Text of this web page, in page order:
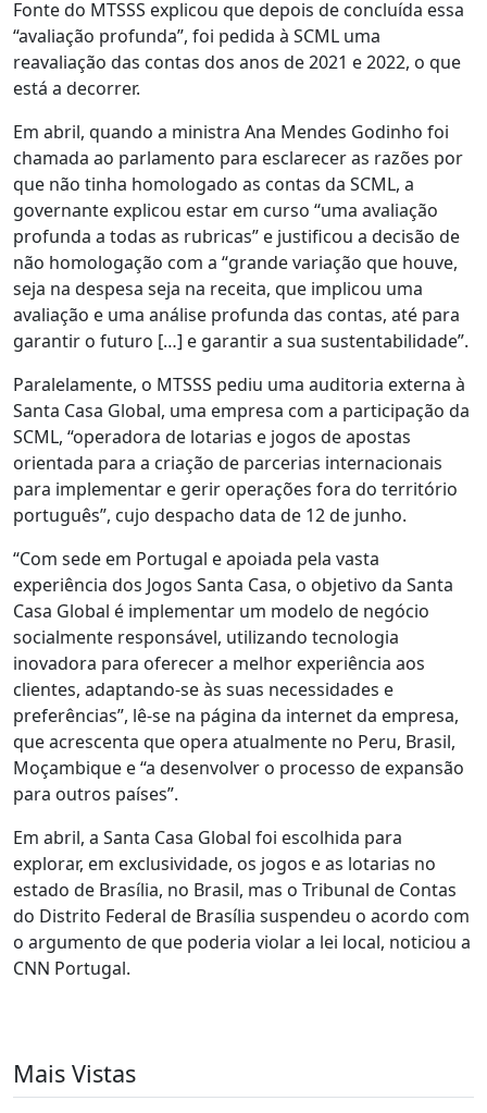
Fonte do MTSSS explicou que depois de concluída essa
“avaliação profunda”, foi pedida à SCML uma
reavaliação das contas dos anos de 2021 e 2022, o que
está a decorrer.
Em abril, quando a ministra Ana Mendes Godinho foi
chamada ao parlamento para esclarecer as razões por
que não tinha homologado as contas da SCML, a
governante explicou estar em curso “uma avaliação
profunda a todas as rubricas” e justificou a decisão de
não homologação com a “grande variação que houve,
seja na despesa seja na receita, que implicou uma
avaliação e uma análise profunda das contas, até para
garantir o futuro […] e garantir a sua sustentabilidade”.
Paralelamente, o MTSSS pediu uma auditoria externa à
Santa Casa Global, uma empresa com a participação da
SCML, “operadora de lotarias e jogos de apostas
orientada para a criação de parcerias internacionais
para implementar e gerir operações fora do território
português”, cujo despacho data de 12 de junho.
“Com sede em Portugal e apoiada pela vasta
experiência dos Jogos Santa Casa, o objetivo da Santa
Casa Global é implementar um modelo de negócio
socialmente responsável, utilizando tecnologia
inovadora para oferecer a melhor experiência aos
clientes, adaptando-se às suas necessidades e
preferências”, lê-se na página da internet da empresa,
que acrescenta que opera atualmente no Peru, Brasil,
Moçambique e “a desenvolver o processo de expansão
para outros países”.
Em abril, a Santa Casa Global foi escolhida para
explorar, em exclusividade, os jogos e as lotarias no
estado de Brasília, no Brasil, mas o Tribunal de Contas
do Distrito Federal de Brasília suspendeu o acordo com
o argumento de que poderia violar a lei local, noticiou a
CNN Portugal.
Mais Vistas